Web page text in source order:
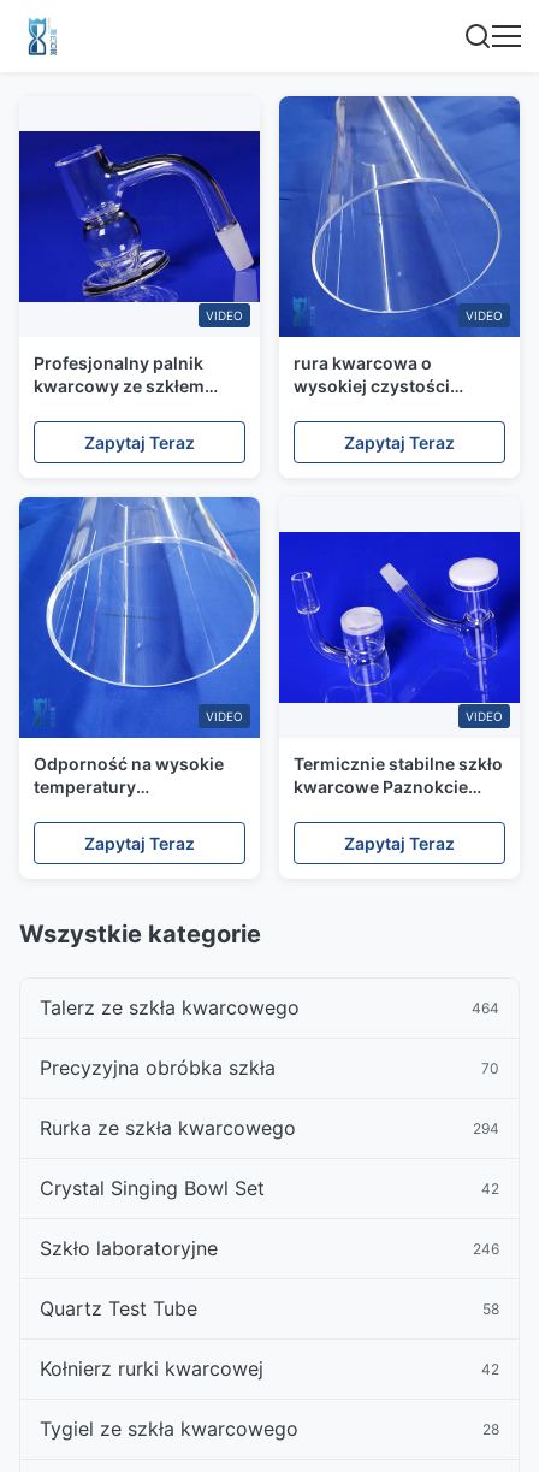
VIDEO
Profesjonalny palnik
kwarcowy ze szkłem
Design Quartz Banger
Zapytaj Teraz
VIDEO
rura kwarcowa o
wysokiej czystości
temperaturę Możliwość
dostosowania rozmiaru
Zapytaj Teraz
VIDEO
Odporność na wysokie
temperatury
Rurka ze szkła
kwarcowego
krzemionki
Zapytaj Teraz
VIDEO
Termicznie stabilne szkło
kwarcowe Paznokcie
Koncentrat 18mm
Mężczyzna
Zapytaj Teraz
Wszystkie kategorie
Talerz ze szkła kwarcowego 464
Precyzyjna obróbka szkła 70
Rurka ze szkła kwarcowego 294
Crystal Singing Bowl Set 42
Szkło laboratoryjne 246
Quartz Test Tube 58
Kołnierz rurki kwarcowej 42
Tygiel ze szkła kwarcowego 28